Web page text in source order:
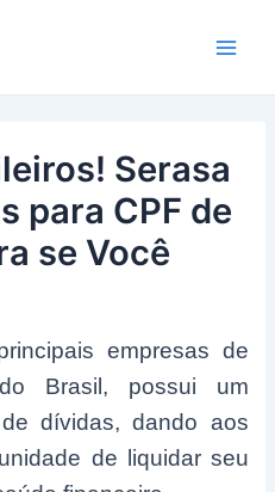
Serasa
para CPF de
se Você
empresas de
Brasil, possui um
dívidas, dando aos
de liquidar seu